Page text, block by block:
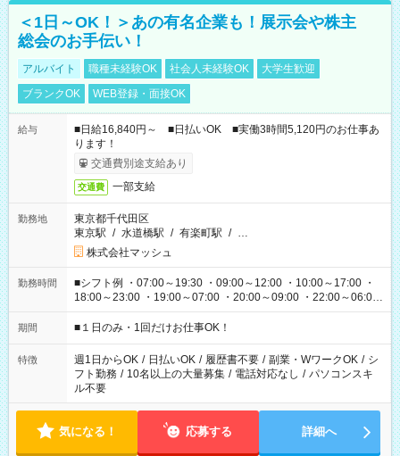
＜1日～OK！＞あの有名企業も！展示会や株主
総会のお手伝い！
アルバイト 職種未経験OK 社会人未経験OK
大学生歓迎
ブランクOK
WEB登録・面接OK
給与
■日給16,840円～ ■日払いOK ■実働3時間5,120円のお仕事あ
ります！
交通費別途支給あり
交通費 一部支給
勤務地
東京都千代田区
東京駅 / 水道橋駅 / 有楽町駅 / …
株式会社マッシュ
勤務時間
■シフト例 ・07:00～19:30 ・09:00～12:00 ・10:00～17:00 ・
18:00～23:00 ・19:00～07:00 ・20:00～09:00 ・22:00～06:00
etc ★最短で3時間で5,120円のお仕事から 15時間で2万円近く稼
げるお仕事も！ ご希望のお時間に合わせてご紹介！ ※シフトは
ください！
期間 ■１日のみ・1回だけお仕事OK！
特徴 週1日からOK / 日払いOK / 履歴書不要 / 副業・WワークOK / シ
フト勤務 / 10名以上の大量募集 / 電話対応なし / パソコンスキ
ル不要
気になる！ 応募する 詳細へ